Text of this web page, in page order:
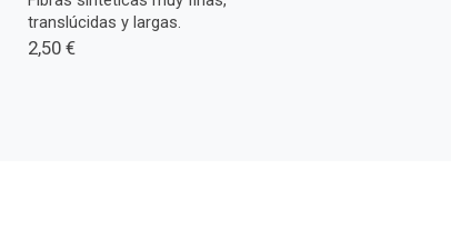
translúcidas y largas.
2,50 €